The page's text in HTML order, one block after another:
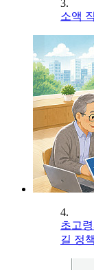
3.
소액
4.
초고
길 정